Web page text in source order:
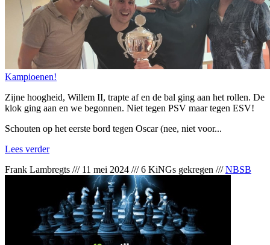
Kampioenen!
Zijne hoogheid, Willem II, trapte af en de bal ging aan het rollen. De
klok ging aan en we begonnen. Niet tegen PSV maar tegen ESV!
Schouten op het eerste bord tegen Oscar (nee, niet voor...
Lees verder
Frank Lambregts /// 11 mei 2024 ///6 KiNGs gekregen ///NBSB